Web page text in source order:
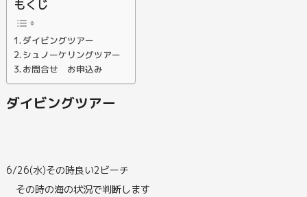
もくじ
ダイビングツアー
シュノーケリングツアー
お問合せ お申込み
ダイビングツアー
6/26(水)その時良い2ビーチ
その時の海の状況で判断します